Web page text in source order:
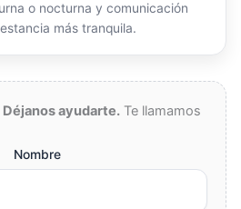
o nocturna y comunicación
más tranquila.
ayudarte. Te llamamos
Nombre